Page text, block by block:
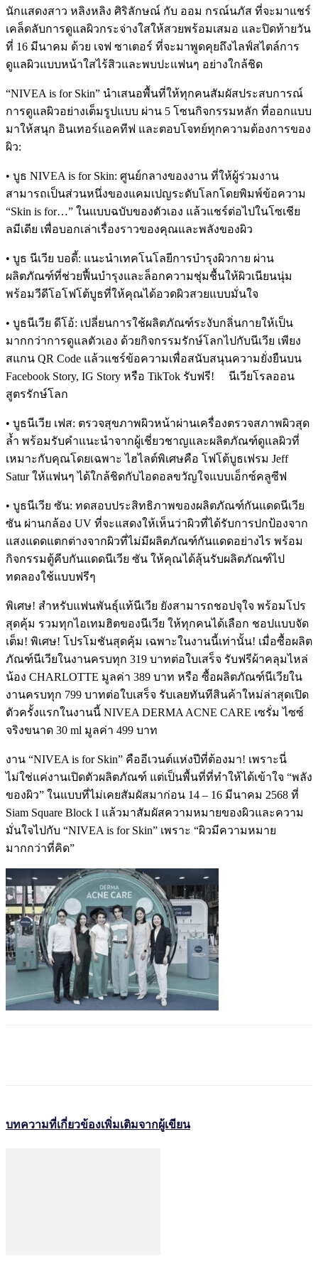
นักแสดงสาว หลิงหลิง ศิริลักษณ์ กับ ออม กรณ์นภัส ที่จะมาแชร์
เคล็ดลับการดูแลผิวกระจ่างใสให้สวยพร้อมเสมอ และปิดท้ายวัน
ที่ 16 มีนาคม ด้วย เจฟ ซาเตอร์ ที่จะมาพูดคุยถึงไลฟ์สไตล์การ
ดูแลผิวแบบหน้าใสไร้สิวและพบปะแฟนๆ อย่างใกล้ชิด
“NIVEA is for Skin” นำเสนอพื้นที่ให้ทุกคนสัมผัสประสบการณ์
การดูแลผิวอย่างเต็มรูปแบบ ผ่าน 5 โซนกิจกรรมหลัก ที่ออกแบบ
มาให้สนุก อินเทอร์แอคทีฟ และตอบโจทย์ทุกความต้องการของ
ผิว:
• บูธ NIVEA is for Skin: ศูนย์กลางของงาน ที่ให้ผู้ร่วมงาน
สามารถเป็นส่วนหนึ่งของแคมเปญระดับโลกโดยพิมพ์ข้อความ
“Skin is for…” ในแบบฉบับของตัวเอง แล้วแชร์ต่อไปในโซเชีย
ลมีเดีย เพื่อบอกเล่าเรื่องราวของคุณและพลังของผิว
• บูธ นีเวีย บอดี้: แนะนำเทคโนโลยีการบำรุงผิวกาย ผ่าน
ผลิตภัณฑ์ที่ช่วยฟื้นบำรุงและล็อกความชุ่มชื้นให้ผิวเนียนนุ่ม
พร้อมวีดีโอโฟโต้บูธที่ให้คุณได้อวดผิวสวยแบบมั่นใจ
• บูธนีเวีย ดีโอ้: เปลี่ยนการใช้ผลิตภัณฑ์ระงับกลิ่นกายให้เป็น
มากกว่าการดูแลตัวเอง ด้วยกิจกรรมรักษ์โลกไปกับนีเวีย เพียง
สแกน QR Code แล้วแชร์ข้อความเพื่อสนับสนุนความยั่งยืนบน
Facebook Story, IG Story หรือ TikTok รับฟรี! นีเวียโรลออน
สูตรรักษ์โลก
• บูธนีเวีย เฟส: ตรวจสุขภาพผิวหน้าผ่านเครื่องตรวจสภาพผิวสุด
ล้ำ พร้อมรับคำแนะนำจากผู้เชี่ยวชาญและผลิตภัณฑ์ดูแลผิวที่
เหมาะกับคุณโดยเฉพาะ ไฮไลต์พิเศษคือ โฟโต้บูธเฟรม Jeff
Satur ให้แฟนๆ ได้ใกล้ชิดกับไอดอลขวัญใจแบบเอ็กซ์คลูซีฟ
• บูธนีเวีย ซัน: ทดสอบประสิทธิภาพของผลิตภัณฑ์กันแดดนีเวีย
ซัน ผ่านกล้อง UV ที่จะแสดงให้เห็นว่าผิวที่ได้รับการปกป้องจาก
แสงแดดแตกต่างจากผิวที่ไม่มีผลิตภัณฑ์กันแดดอย่างไร พร้อม
กิจกรรมตู้คีบกันแดดนีเวีย ซัน ให้คุณได้ลุ้นรับผลิตภัณฑ์ไป
ทดลองใช้แบบฟรีๆ
พิเศษ! สำหรับแฟนพันธุ์แท้นีเวีย ยังสามารถชอปจุใจ พร้อมโปร
สุดคุ้ม รวมทุกไอเทมฮิตของนีเวีย ให้ทุกคนได้เลือก ชอปแบบจัด
เต็ม! พิเศษ! โปรโมชันสุดคุ้ม เฉพาะในงานนี้เท่านั้น! เมื่อซื้อผลิต
ภัณฑ์นีเวียในงานครบทุก 319 บาทต่อใบเสร็จ รับฟรีผ้าคลุมไหล่
น้อง CHARLOTTE มูลค่า 389 บาท หรือ ซื้อผลิตภัณฑ์นีเวียใน
งานครบทุก 799 บาทต่อใบเสร็จ รับเลยทันทีสินค้าใหม่ล่าสุดเปิด
ตัวครั้งแรกในงานนี้ NIVEA DERMA ACNE CARE เซรั่ม ไซซ์
จริงขนาด 30 ml มูลค่า 499 บาท
งาน “NIVEA is for Skin” คืออีเวนต์แห่งปีที่ต้องมา! เพราะนี่
ไม่ใช่แค่งานเปิดตัวผลิตภัณฑ์ แต่เป็นพื้นที่ที่ทำให้ได้เข้าใจ “พลัง
ของผิว” ในแบบที่ไม่เคยสัมผัสมาก่อน 14 – 16 มีนาคม 2568 ที่
Siam Square Block I แล้วมาสัมผัสความหมายของผิวและความ
มั่นใจไปกับ “NIVEA is for Skin” เพราะ “ผิวมีความหมาย
มากกว่าที่คิด”
บทความที่เกี่ยวข้องเพิ่มเติมจากผู้เขียน